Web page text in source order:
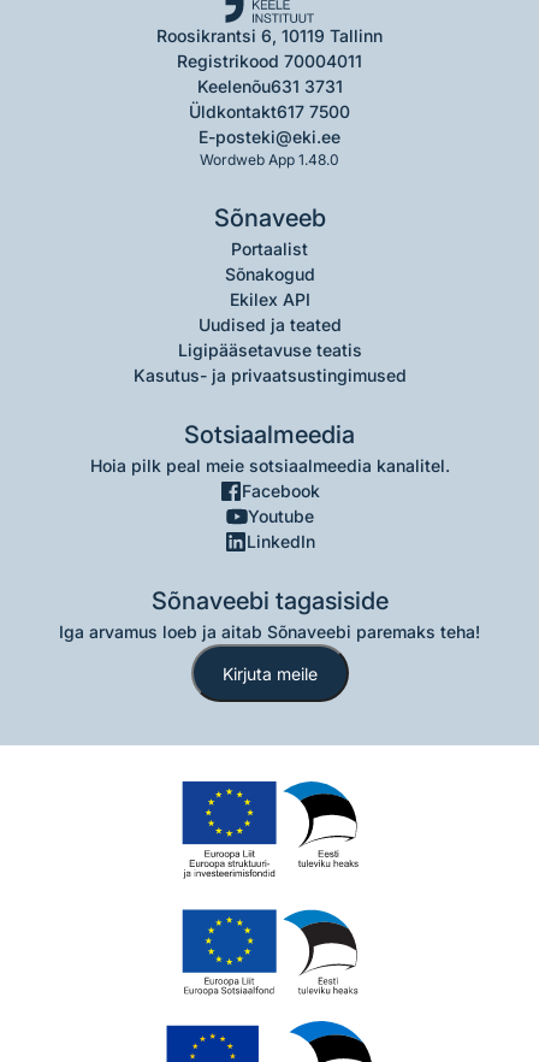
Roosikrantsi 6, 10119 Tallinn
Registrikood 70004011
Keelenõu631 3731
Üldkontakt617 7500
E-posteki@eki.ee
Wordweb App 1.48.0
Sõnaveeb
Portaalist
Sõnakogud
Ekilex API
Uudised ja teated
Ligipääsetavuse teatis
Kasutus- ja privaatsustingimused
Sotsiaalmeedia
Hoia pilk peal meie sotsiaalmeedia kanalitel.
Facebook
Youtube
LinkedIn
Sõnaveebi tagasiside
Iga arvamus loeb ja aitab Sõnaveebi paremaks teha!
Kirjuta meile